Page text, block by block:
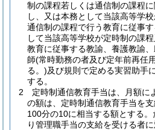
制の課程若しくは通信制の課程
し、又は本務として当該高等学
通信制の課程で行う教育に従事
して当該高等学校が定時制の課
教育に従事する教諭、養護教諭
師(常時勤務の者及び定年前再任
る。)及び規則で定める実習助手
する。
2
定時制通信教育手当は、月額に
の額は、定時制通信教育手当を
100分の10に相当する額とする。
り管理職手当の支給を受ける者